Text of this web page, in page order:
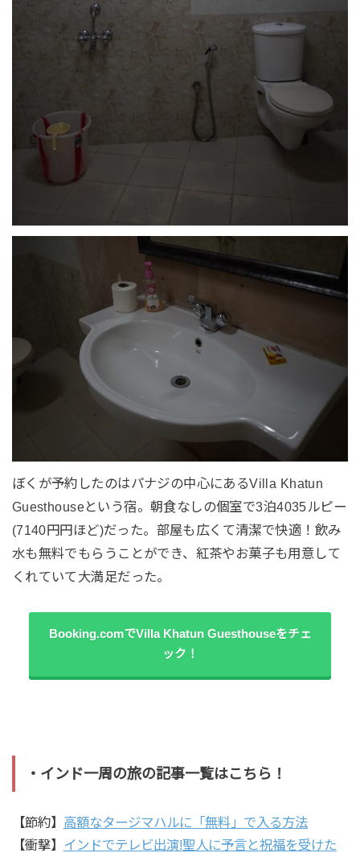
ぼくが予約したのはパナジの中心にあるVilla Khatun
Guesthouseという宿。朝食なしの個室で3泊4035ルピー
(7140円円ほど)だった。部屋も広くて清潔で快適！飲み
水も無料でもらうことができ、紅茶やお菓子も用意して
くれていて大満足だった。
Booking.comでVilla Khatun Guesthouseをチェ
ック！
・インド一周の旅の記事一覧はこちら！
【節約】 高額なタージマハルに「無料」で入る方法
【衝撃】
インドでテレビ出演!聖人に予言と祝福を受けた